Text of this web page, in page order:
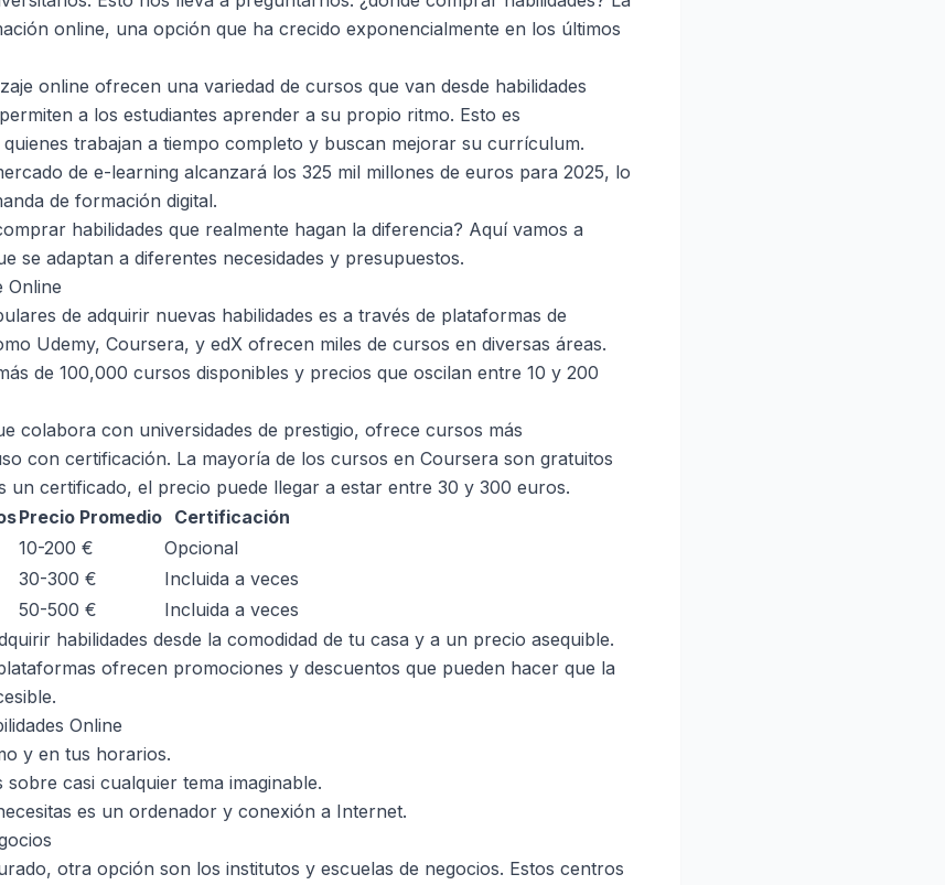
online, una opción que ha crecido exponencialmente en los últimos
online ofrecen una variedad de cursos que van desde habilidades
a los estudiantes aprender a su propio ritmo. Esto es
trabajan a tiempo completo y buscan mejorar su currículum.
de e-learning alcanzará los 325 mil millones de euros para 2025, lo
de formación digital.
habilidades que realmente hagan la diferencia? Aquí vamos a
se adaptan a diferentes necesidades y presupuestos.
Online
de adquirir nuevas habilidades es a través de plataformas de
Udemy, Coursera, y edX ofrecen miles de cursos en diversas áreas.
de 100,000 cursos disponibles y precios que oscilan entre 10 y 200
colabora con universidades de prestigio, ofrece cursos más
con certificación. La mayoría de los cursos en Coursera son gratuitos
un certificado, el precio puede llegar a estar entre 30 y 300 euros.
Precio Promedio Certificación
10-200 €
Opcional
30-300 €
Incluida a veces
50-500 €
Incluida a veces
habilidades desde la comodidad de tu casa y a un precio asequible.
ofrecen promociones y descuentos que pueden hacer que la
Online
y en tus horarios.
casi cualquier tema imaginable.
es un ordenador y conexión a Internet.
otra opción son los institutos y escuelas de negocios. Estos centros